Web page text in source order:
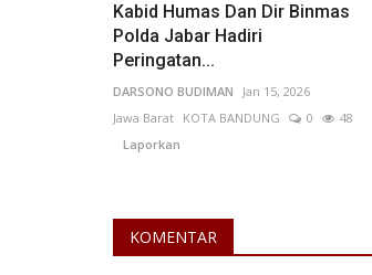
Kabid Humas Dan Dir Binmas
Polda Jabar Hadiri
Peringatan...
DARSONO BUDIMAN
Jan 15, 2026
Jawa Barat KOTA BANDUNG 0
48
Laporkan
KOMENTAR
Menjadi HOAX..! VIDEO
SUSANTO SURUH
GuetilangbengkuluPB1
31 Laporkan